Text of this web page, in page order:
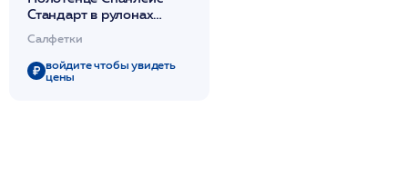
Стандарт в рулонах
35*70 100 шт /Чистовье
Салфетки
войдите чтобы увидеть
цены